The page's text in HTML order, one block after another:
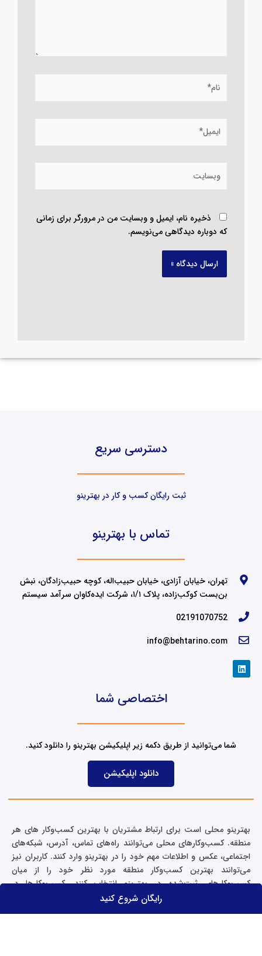
ذخیره نام، ایمیل و وبسایت من در مرورگر برای زمانی
که دوباره دیدگاهی می‌نویسم.
رایگان شروع کنید
دسترسی سریع
ثبت رایگان کسب و کار در بهترینو
تماس با بهترینو
تهران، خیابان آزادی، خیابان حبیب‌اله، کوچه حبیب‌زادگان، نبش
بن‌بست کوکب‌زاده، پلاک ۱/۱، شرکت ایده‌کاوان سرآمد سیستم
02191070752
info@behtarino.com
L
i
n
اختصاصی شما
شما می‌توانید از طریق دکمه زیر اپلیکیشن بهترینو را دانلود کنید.
دانلود اپلیکیشن
بهترینو محلی است برای ارتباط مشتریان با بهترین کسب‌وکار های هر
منطقه. کسب‌وکارهای محلی می‌توانند راه‌های تماس، آدرس، شبکه‌های
اجتماعی، عکس و اطلاعات مهم خود را در بهترینو وارد کنند. کاربران نیز
می‌توانند بهترین کسب‌وکار منطقه مورد نظر خود را از میان
کسب‌وکارهای ثبت‌شده در بهترینو انتخاب کنند. کسب‌وکارها در
دسته‌بندی‌های مختلف کالا و خدمات، بر اساس منطقه جست‌وجوی کاربر